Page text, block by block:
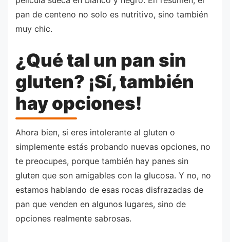
pan de centeno no solo es nutritivo, sino también
muy chic.
¿Qué tal un pan sin
gluten? ¡Sí, también
hay opciones!
Ahora bien, si eres intolerante al gluten o
simplemente estás probando nuevas opciones, no
te preocupes, porque también hay panes sin
gluten que son amigables con la glucosa. Y no, no
estamos hablando de esas rocas disfrazadas de
pan que venden en algunos lugares, sino de
opciones realmente sabrosas.